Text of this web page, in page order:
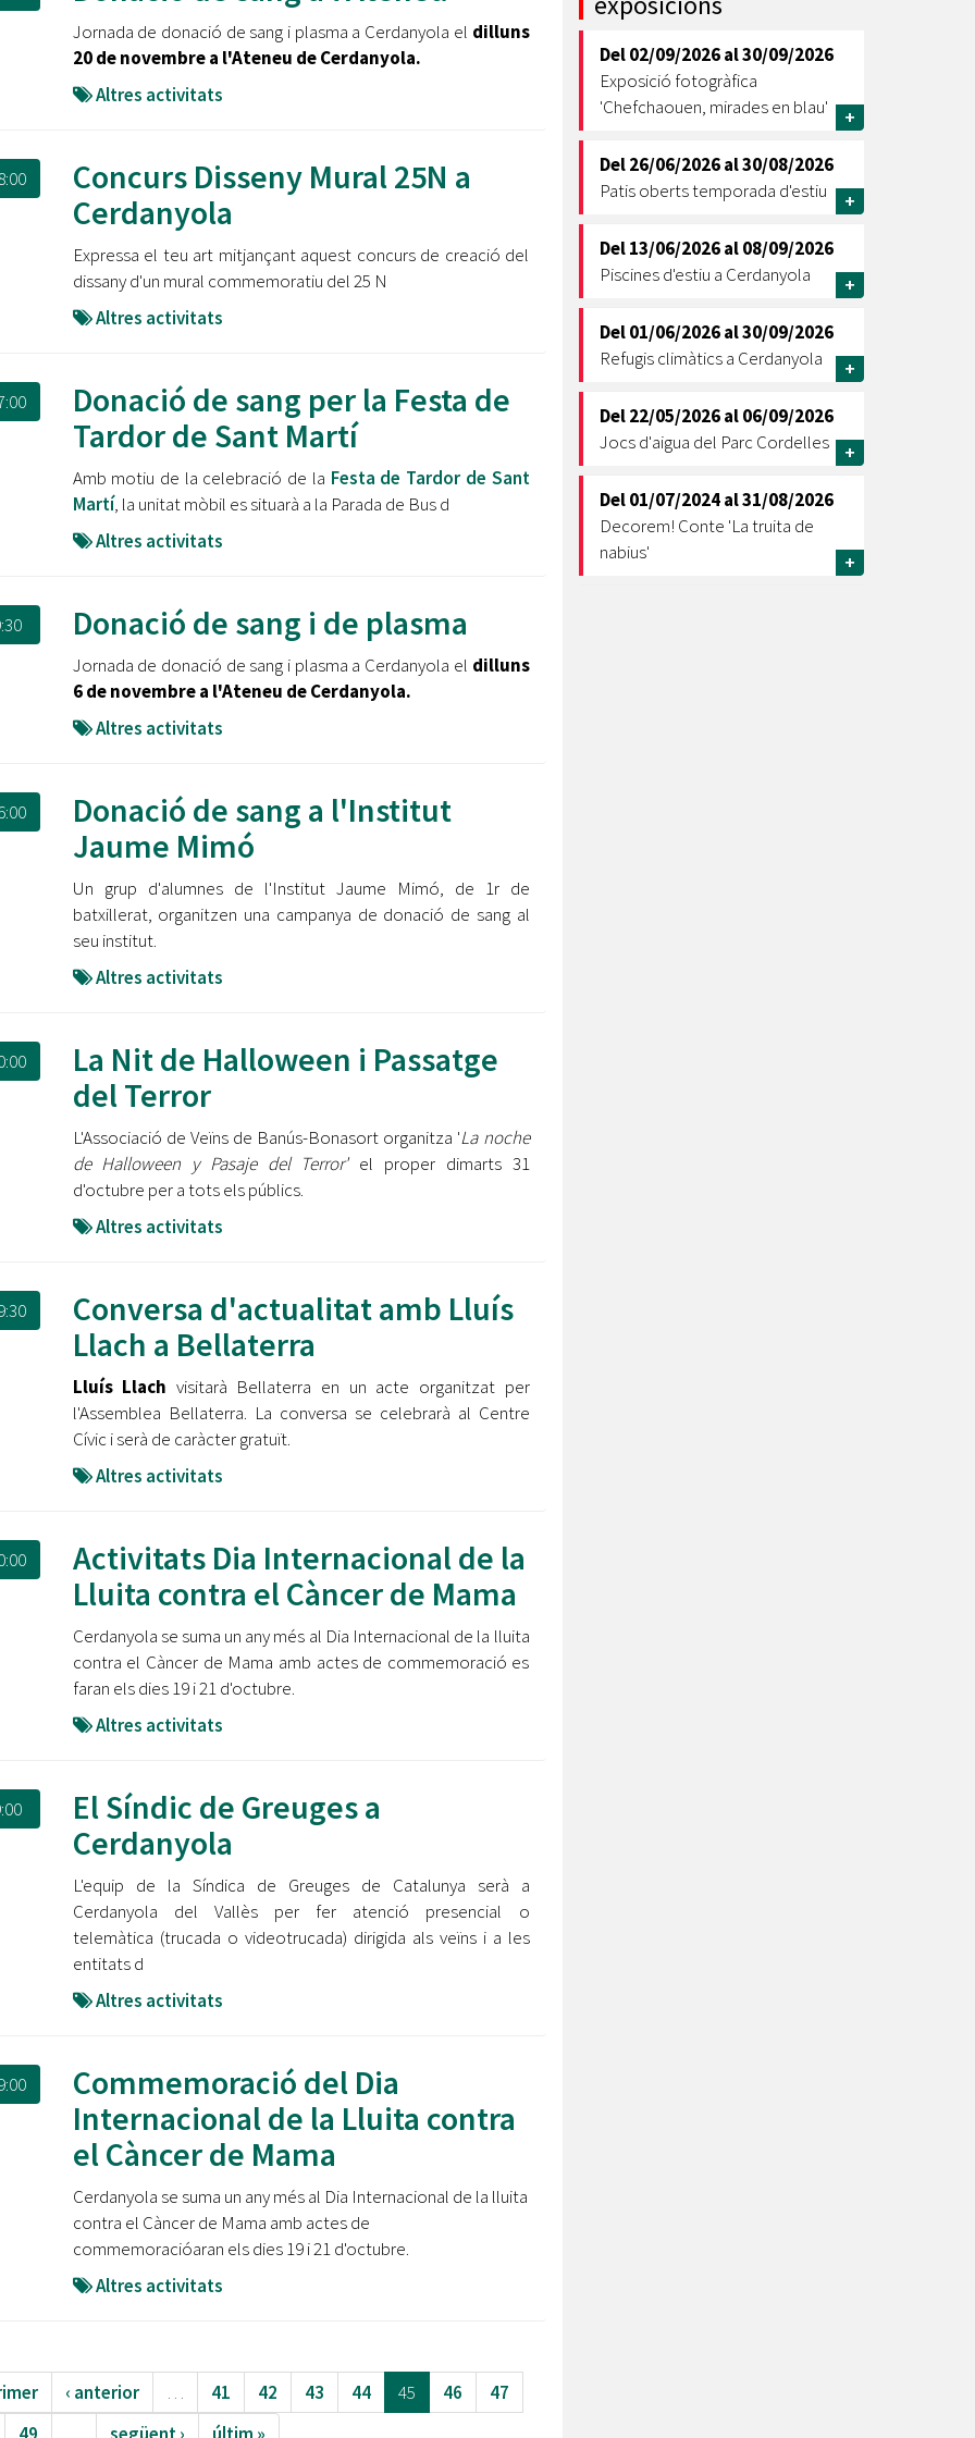
Ètica i Integritat
Retiment de Comptes
Dades Obertes
Catàleg de Serveis i Tràmits
Oberta la convocatòria d'Ajuts per a l'autoocupació
jove 2026
Barris per transformar les Fontetes, Quatre Cantons i
El FIT presenta el cartell de la seva 16a edició i dona el
tret de sortida al festival
l'eclipsi solar
Equipaments
Mercats Municipals
Webs Municipals
Jornada de donació de sang i plasma a Cerdanyola el dilluns
20 de novembre a l'Ateneu de Cerdanyola.
Altres activitats
Concurs Disseny Mural 25N a
Cerdanyola
Expressa el teu art mitjançant aquest concurs de creació del
dissany d'un mural commemoratiu del 25 N
Altres activitats
Donació de sang per la Festa de
Tardor de Sant Martí
Amb motiu de la celebració de la Festa de Tardor de Sant
Martí, la unitat mòbil es situarà a la Parada de Bus d
Altres activitats
Donació de sang i de plasma
Jornada de donació de sang i plasma a Cerdanyola el dilluns
6 de novembre a l'Ateneu de Cerdanyola.
Altres activitats
Donació de sang a l'Institut
Jaume Mimó
Un grup d'alumnes de l'Institut Jaume Mimó, de 1r de
batxillerat, organitzen una campanya de donació de sang al
seu institut.
Altres activitats
La Nit de Halloween i Passatge
del Terror
L'Associació de Veïns de Banús-Bonasort organitza 'La noche
de Halloween y Pasaje del Terror' el proper dimarts 31
d'octubre per a tots els públics.
Altres activitats
Conversa d'actualitat amb Lluís
Llach a Bellaterra
Lluís Llach visitarà Bellaterra en un acte organitzat per
l'Assemblea Bellaterra. La conversa se celebrarà al Centre
Cívic i serà de caràcter gratuït.
Altres activitats
Activitats Dia Internacional de la
Lluita contra el Càncer de Mama
Cerdanyola se suma un any més al Dia Internacional de la lluita
contra el Càncer de Mama amb actes de commemoració es
faran els dies 19 i 21 d'octubre.
Altres activitats
El Síndic de Greuges a
Cerdanyola
L'equip de la Síndica de Greuges de Catalunya serà a
Cerdanyola del Vallès per fer atenció presencial o
telemàtica (trucada o videotrucada) dirigida als veïns i a les
entitats d
Altres activitats
Commemoració del Dia
Internacional de la Lluita contra
el Càncer de Mama
Cerdanyola se suma un any més al Dia Internacional de la lluita
contra el Càncer de Mama amb actes de
commemoracióaran els dies 19 i 21 d'octubre.
Altres activitats
‹ anterior … 41 42 43 44 45 46
47
Del02/09/2026al30/09/2026
Exposició fotogràfica
'Chefchaouen, mirades en blau'
+
Del26/06/2026al30/08/2026
Patis oberts temporada d'estiu
+
Del13/06/2026al08/09/2026
Piscines d'estiu a Cerdanyola
+
Del01/06/2026al30/09/2026
Refugis climàtics a Cerdanyola
+
Del22/05/2026al06/09/2026
Jocs d'aigua del Parc Cordelles
+
Del01/07/2024al31/08/2026
Decorem! Conte 'La truita de
nabius'
+